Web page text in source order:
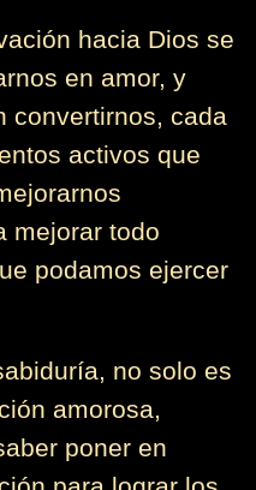
hacia Dios se
en amor, y
convertirnos, cada
activos que
mejorar todo
podamos ejercer
no solo es
amorosa,
poner en